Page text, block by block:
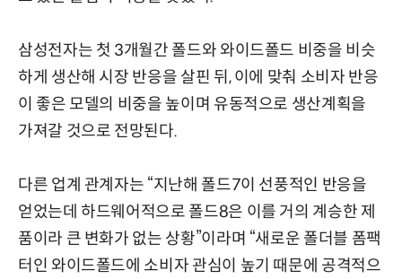
삼성전자는 첫 3개월간 폴드와 와이드폴드 비중을 비슷
하게 생산해 시장 반응을 살핀 뒤, 이에 맞춰 소비자 반응
이 좋은 모델의 비중을 높이며 유동적으로 생산계획을
가져갈 것으로 전망된다.
다른 업계 관계자는 “지난해 폴드7이 선풍적인 반응을
얻었는데 하드웨어적으로 폴드8은 이를 거의 계승한 제
품이라 큰 변화가 없는 상황”이라며 “새로운 폴더블 폼팩
터인 와이드폴드에 소비자 관심이 높기 때문에 공격적으